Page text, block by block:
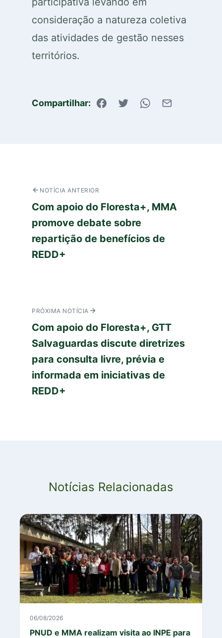
consideração a natureza coletiva
das atividades de gestão nesses
territórios.
Compartilhar:
NOTÍCIA ANTERIOR
Com apoio do Floresta+, MMA
promove debate sobre
repartição de benefícios de
REDD+
PRÓXIMA NOTÍCIA
Com apoio do Floresta+, GTT
Salvaguardas discute diretrizes
para consulta livre, prévia e
informada em iniciativas de
REDD+
Notícias Relacionadas
06/08/2026
PNUD e MMA realizam visita ao INPE para